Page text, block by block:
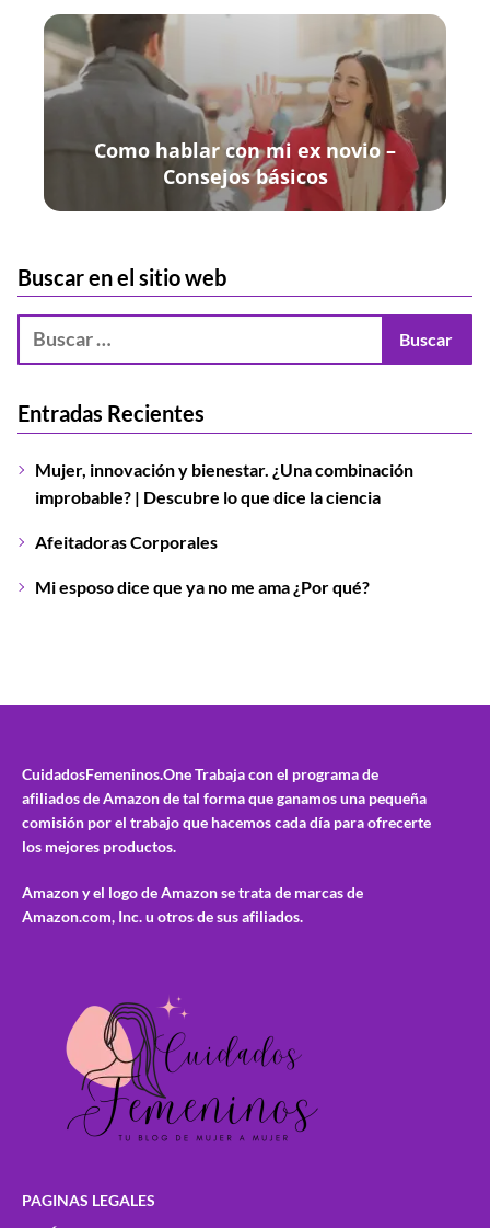
Como hablar con mi ex novio –
Consejos básicos
Buscar en el sitio web
Entradas Recientes
Mujer, innovación y bienestar. ¿Una combinación
improbable? | Descubre lo que dice la ciencia
Afeitadoras Corporales
Mi esposo dice que ya no me ama ¿Por qué?
CuidadosFemeninos.OneTrabaja con el programa de
afiliados de Amazon de tal forma que ganamos una pequeña
comisión por el trabajo que hacemos cada día para ofrecerte
los mejores productos.
Amazon y el logo de Amazon se trata de marcas de
Amazon.com, Inc. u otros de sus afiliados.
PAGINAS LEGALES